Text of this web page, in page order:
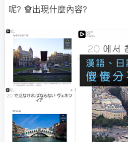
呢? 會出現什麼內容?